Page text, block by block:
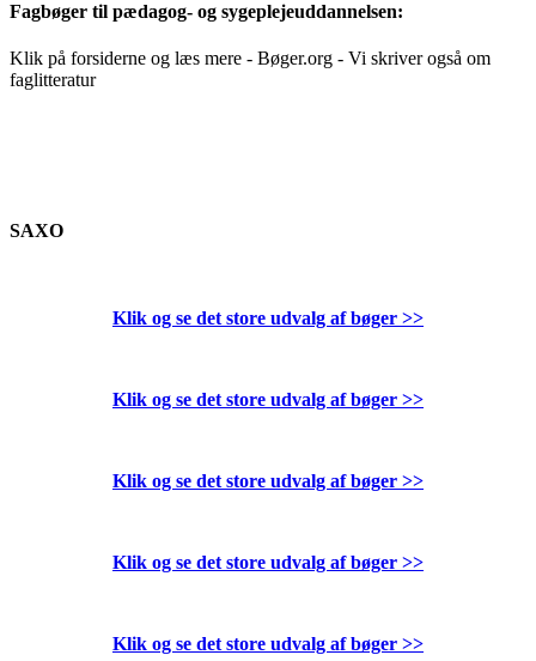
Fagbøger til pædagog- og sygeplejeuddannelsen:
Klik på forsiderne og læs mere - Bøger.org - Vi skriver også om
faglitteratur
SAXO
Klik og se det store udvalg af bøger >>
Klik og se det store udvalg af bøger >>
Klik og se det store udvalg af bøger >>
Klik og se det store udvalg af bøger >>
Klik og se det store udvalg af bøger >>